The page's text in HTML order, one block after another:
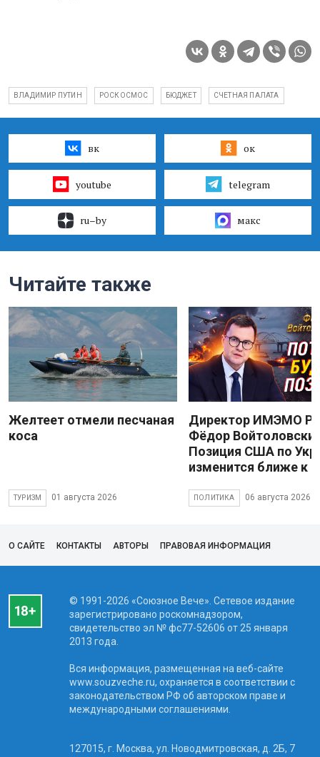
ВЛАДИМИР ПУТИН РОСКОСМОС БЮДЖЕТ СЧЕТНАЯ ПАЛАТА
вк ок
youtube telegram
ru–by макс
Читайте также
Желтеет отмели песчаная
коса
ТУРИЗМ 01 августа 2026
Директор ИМЭМО
Фёдор
Позиция США по
изменится ближе к
ПОЛИТИКА 06 августа 2026
О САЙТЕ КОНТАКТЫ АВТОРЫ ПРАВОВАЯ ИНФОРМАЦИЯ
© 1991-2026 «Союзное Вече». Сетевое издание
зарегистрировано роскомнадзором,
свидетельство эл № фc77-52606 от 25 января
2013 года.
Вся информация, размещенная на веб-сайте
www.souzveche.ru, охраняется в соответствии с
законодательством РФ об авторском праве и
международными соглашениями.
127015, г. Москва, ул. Новодмитровская, д. 2Б, 7